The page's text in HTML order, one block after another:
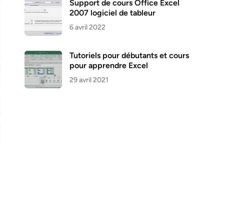
Support de cours Office Excel
2007 logiciel de tableur
6 avril 2022
Tutoriels pour débutants et cours
pour apprendre Excel
29 avril 2021